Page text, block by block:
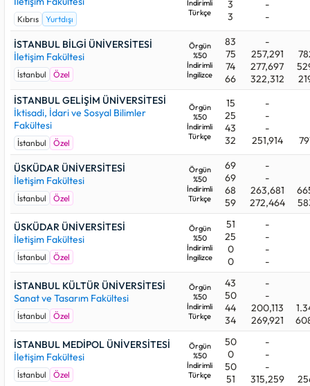
Kıbrıs Yurtdışı
İndirimli
Türkçe
3
3
-
-
İSTANBUL BİLGİ ÜNİVERSİTESİ
İletişim Fakültesi
İstanbul Özel
Örgün
%50
İndirimli
İngilizce
83
75
74
66
-
257,291
277,697
322,312
İSTANBUL GELİŞİM ÜNİVERSİTESİ
İktisadi, İdari ve Sosyal Bilimler
Fakültesi
İstanbul Özel
Örgün
%50
İndirimli
Türkçe
15
25
43
32
-
-
-
251,914
ÜSKÜDAR ÜNİVERSİTESİ
İletişim Fakültesi
İstanbul Özel
Örgün
%50
İndirimli
Türkçe
69
69
68
59
-
-
263,681
272,464
ÜSKÜDAR ÜNİVERSİTESİ
İletişim Fakültesi
İstanbul Özel
Örgün
%50
İndirimli
İngilizce
51
25
0
0
-
-
-
-
İSTANBUL KÜLTÜR ÜNİVERSİTESİ
Sanat ve Tasarım Fakültesi
İstanbul Özel
Örgün
%50
İndirimli
Türkçe
43
50
44
34
-
-
200,113
269,921
İSTANBUL MEDİPOL ÜNİVERSİTESİ
İletişim Fakültesi
İstanbul Özel
Örgün
%50
İndirimli
Türkçe
50
0
50
51
-
-
-
315,259